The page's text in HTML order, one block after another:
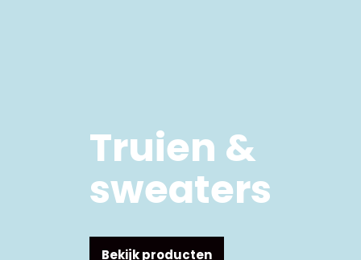
Truien &
sweaters
Bekijk producten